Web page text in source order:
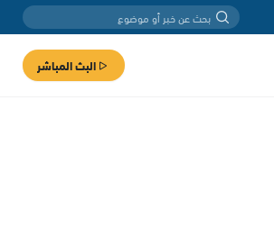
البث المباشر